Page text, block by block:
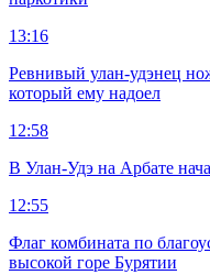
13:16
Ревнивый улан-удэнец
который ему надоел
12:58
В Улан-Удэ на Арбате
12:55
Флаг комбината по
высокой горе Бурятии